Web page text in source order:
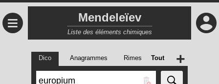
≡ Mendeleïev
Liste des éléments chimiques
Dico Anagrammes Rimes Tout +